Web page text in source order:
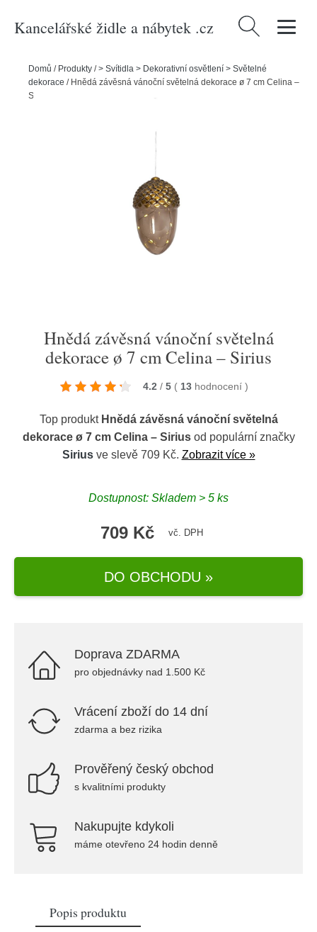
Kancelářské židle a nábytek .cz Vyhledávání
Domů / Produkty /> Svítidla > Dekorativní osvětlení > Světelné
dekorace / Hnědá závěsná vánoční světelná dekorace ø 7 cm Celina –
Sirius
Hnědá závěsná vánoční světelná
dekorace ø 7 cm Celina – Sirius
4.2 / 5 ( 13 hodnocení )
Top produkt Hnědá závěsná vánoční světelná
dekorace ø 7 cm Celina – Siriusod populární značky
Siriusve slevě 709 Kč. Zobrazit více »
Dostupnost: Skladem > 5 ks
709 Kč vč. DPH
DO OBCHODU »
Doprava ZDARMA
pro objednávky nad 1.500 Kč
Vrácení zboží do 14 dní
zdarma a bez rizika
Prověřený český obchod
s kvalitními produkty
Nakupujte kdykoli
máme otevřeno 24 hodin denně
Popis produktu